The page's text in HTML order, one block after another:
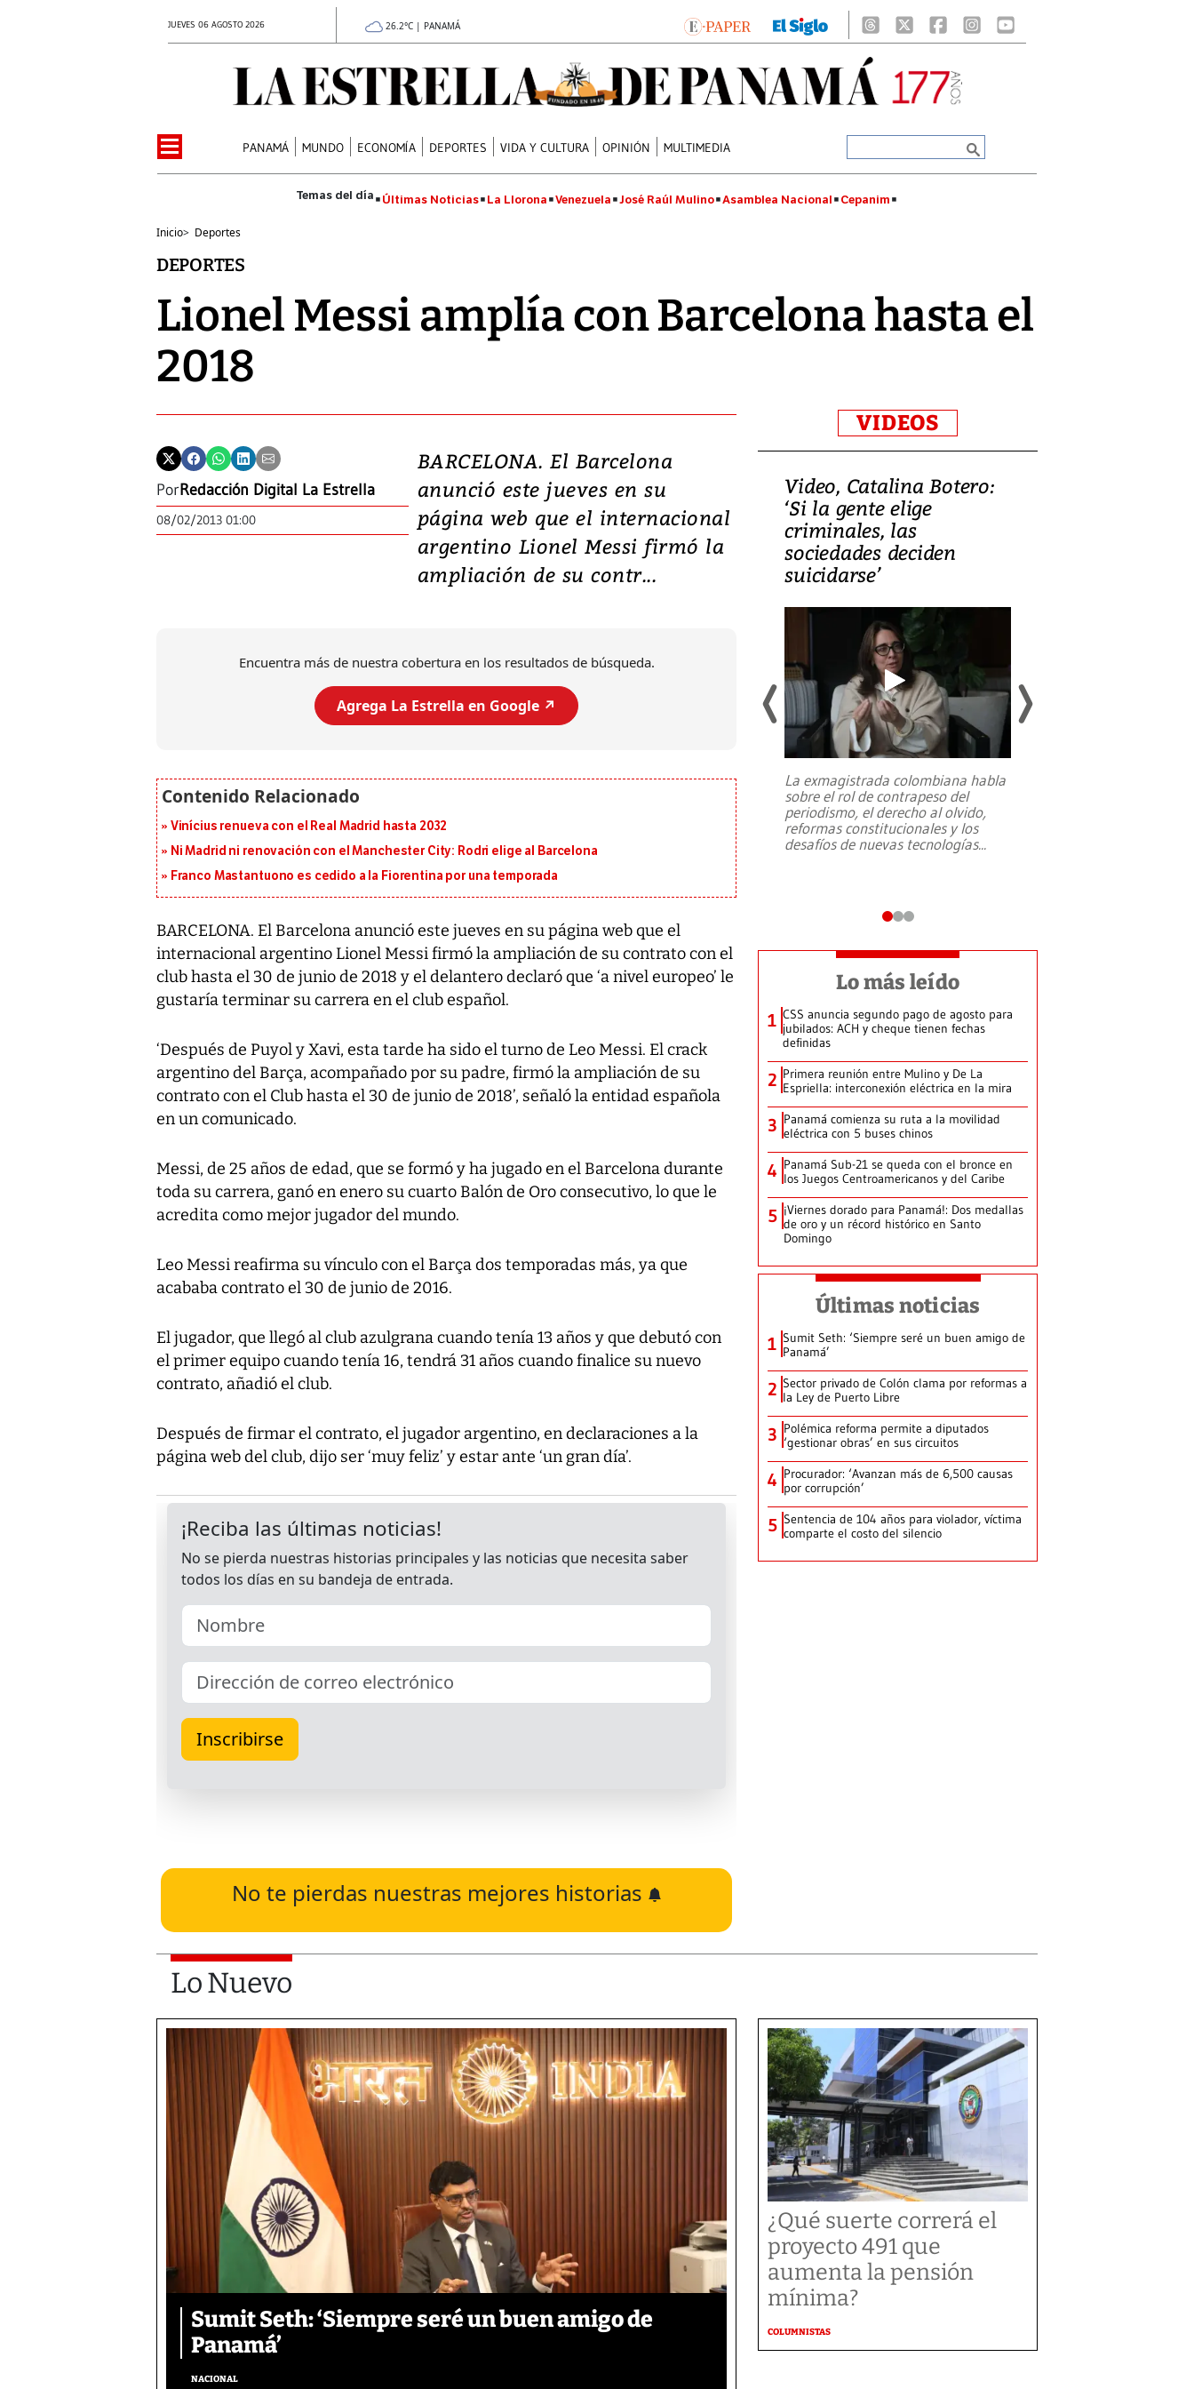
JUEVES 06 AGOSTO 2026 26.2°C | PANAMÁ
PANAMÁ MUNDO ECONOMÍA DEPORTES VIDA Y CULTURA OPINIÓN MULTIMEDIA
Últimas Noticias La Llorona Venezuela José Raúl Mulino Asamblea Nacional Cepanim
Inicio> Deportes
DEPORTES
Lionel Messi amplía con Barcelona hasta el
2018
PorRedacción Digital La Estrella
08/02/2013 01:00
BARCELONA. El Barcelona
anunció este jueves en su
página web que el internacional
argentino Lionel Messi firmó la
ampliación de su contr...
Encuentra más de nuestra cobertura en los resultados de búsqueda.
Agrega La Estrella en Google ↗️
Vinícius renueva con el Real Madrid hasta 2032
Ni Madrid ni renovación con el Manchester City: Rodri elige al Barcelona
Franco Mastantuono es cedido a la Fiorentina por una temporada
BARCELONA. El Barcelona anunció este jueves en su página web que el
internacional argentino Lionel Messi firmó la ampliación de su contrato con el
club hasta el 30 de junio de 2018 y el delantero declaró que ‘a nivel europeo’ le
gustaría terminar su carrera en el club español.
‘Después de Puyol y Xavi, esta tarde ha sido el turno de Leo Messi. El crack
argentino del Barça, acompañado por su padre, firmó la ampliación de su
contrato con el Club hasta el 30 de junio de 2018’, señaló la entidad española
en un comunicado.
Messi, de 25 años de edad, que se formó y ha jugado en el Barcelona durante
toda su carrera, ganó en enero su cuarto Balón de Oro consecutivo, lo que le
acredita como mejor jugador del mundo.
Leo Messi reafirma su vínculo con el Barça dos temporadas más, ya que
acababa contrato el 30 de junio de 2016.
El jugador, que llegó al club azulgrana cuando tenía 13 años y que debutó con
el primer equipo cuando tenía 16, tendrá 31 años cuando finalice su nuevo
contrato, añadió el club.
Después de firmar el contrato, el jugador argentino, en declaraciones a la
página web del club, dijo ser ‘muy feliz’ y estar ante ‘un gran día’.
No te pierdas nuestras mejores historias
VIDEOS
Video, Japón: Terremoto
deja heridos y graves
daños en Kumamoto
al sur de Japón, provocando una
Video, Catalina Botero:
‘Si la gente elige
criminales, las
sociedades deciden
suicidarse’
La exmagistrada colombiana habla
sobre el rol de contrapeso del
periodismo, el derecho al olvido,
reformas constitucionales y los
desafíos de nuevas tecnologías...
Lo más leído
1 CSS anuncia segundo pago de agosto para
jubilados: ACH y cheque tienen fechas
definidas
2 Primera reunión entre Mulino y De La
Espriella: interconexión eléctrica en la mira
3 Panamá comienza su ruta a la movilidad
eléctrica con 5 buses chinos
4 Panamá Sub-21 se queda con el bronce en
los Juegos Centroamericanos y del Caribe
5 ¡Viernes dorado para Panamá!: Dos medallas
de oro y un récord histórico en Santo
Domingo
Últimas noticias
1 Sumit Seth: ‘Siempre seré un buen amigo de
Panamá’
2 Sector privado de Colón clama por reformas a
la Ley de Puerto Libre
3 Polémica reforma permite a diputados
‘gestionar obras’ en sus circuitos
4 Procurador: ‘Avanzan más de 6,500 causas
por corrupción’
5 Sentencia de 104 años para violador, víctima
comparte el costo del silencio
Lo Nuevo
Sumit Seth: ‘Siempre seré un buen amigo de
Panamá’
NACIONAL
¿Qué suerte correrá el
proyecto 491 que
aumenta la pensión
mínima?
COLUMNISTAS